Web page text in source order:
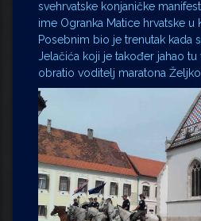
svehrvatske konjaničke
ime Ogranka Matice hrvatske u
Posebnim bio je trenutak kada
Jelačića koji je također jahao
obratio voditelj maratona Željko